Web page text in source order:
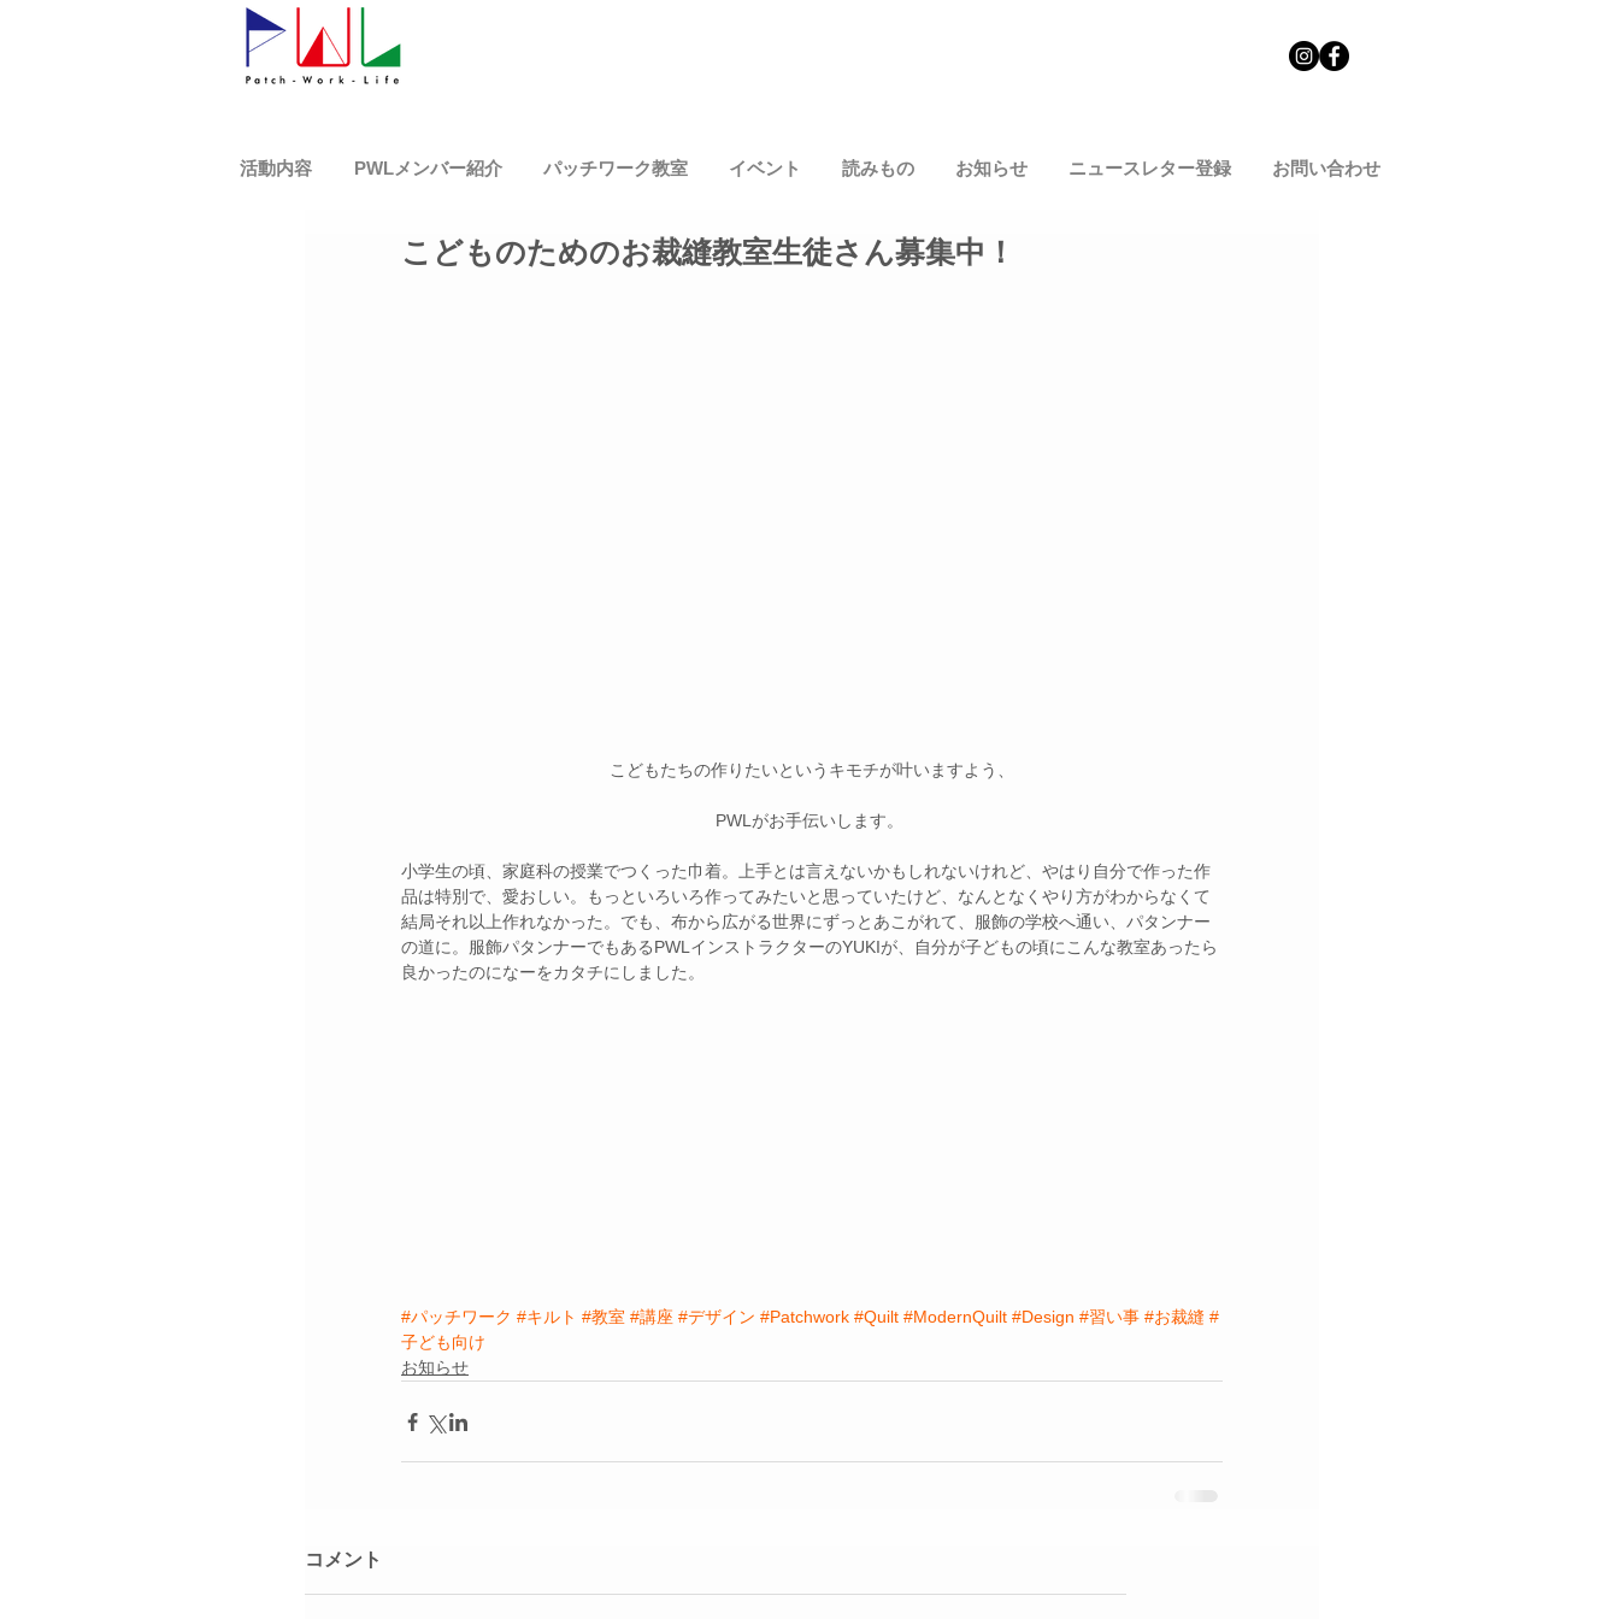
活動内容 PWLメンバー紹介 パッチワーク教室 イベント 読みもの お知らせ ニュースレター登録 お問い合わせ
こどものためのお裁縫教室生徒さん募集中！
こどもたちの作りたいというキモチが叶いますよう、
PWLがお手伝いします。​
小学生の頃、家庭科の授業でつくった巾着。上手とは言えないかもしれないけれど、やはり自分で作った作
品は特別で、愛おしい。もっといろいろ作ってみたいと思っていたけど、なんとなくやり方がわからなくて
結局それ以上作れなかった。でも、布から広がる世界にずっとあこがれて、服飾の学校へ通い、パタンナー
の道に。服飾パタンナーでもあるPWLインストラクターのYUKIが、自分が子どもの頃にこんな教室あったら
良かったのになーをカタチにしました。
#パッチワーク #キルト #教室 #講座 #デザイン #Patchwork #Quilt #ModernQuilt #Design #習い事 #お裁縫 #
子ども向け
お知らせ
コメント